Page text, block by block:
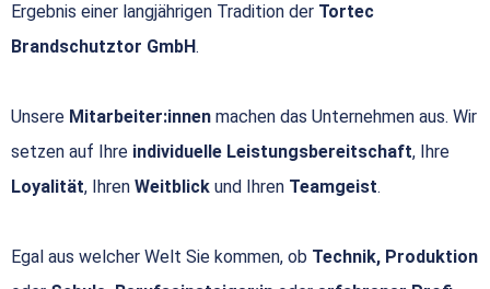
Ergebnis einer langjährigen Tradition der Tortec
Brandschutztor GmbH.
Unsere Mitarbeiter:innen machen das Unternehmen aus. Wir
setzen auf Ihre individuelle Leistungsbereitschaft, Ihre
Loyalität, Ihren Weitblick und Ihren Teamgeist.
Egal aus welcher Welt Sie kommen, ob Technik, Produktion